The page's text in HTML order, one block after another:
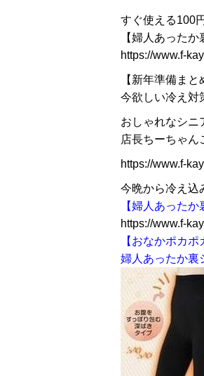
すぐ使える100
【婦人あった
https://www.f-
【新年準備ま
今欲しい冷え対
おしゃれなシニ
店長ちーちゃん
https://www.f-
今晩から冷え込
【婦人あった
https://www.f-
【おなかポカポ
婦人あったか裏